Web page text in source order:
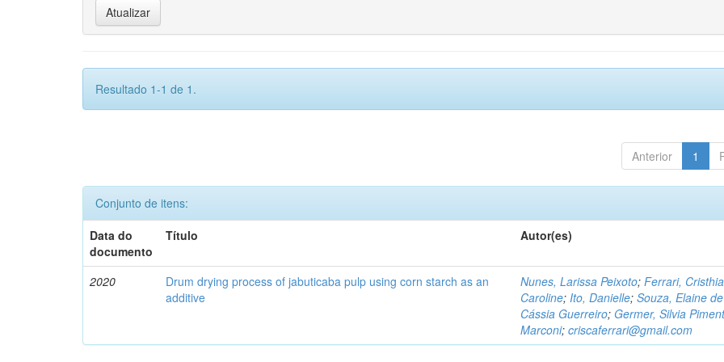
Resultado 1-1 de 1.
Anterior 1
Conjunto de itens:
Data do
documento
Título Autor(es)
2020
Drum drying process of jabuticaba pulp using corn starch as an
additive
Nunes, Larissa Peixoto;Ferrari,
Caroline;Ito, Danielle;Souza, Elaine de
Cássia Guerreiro; Germer, Silvia
Marconi;criscaferrari@gmail.com